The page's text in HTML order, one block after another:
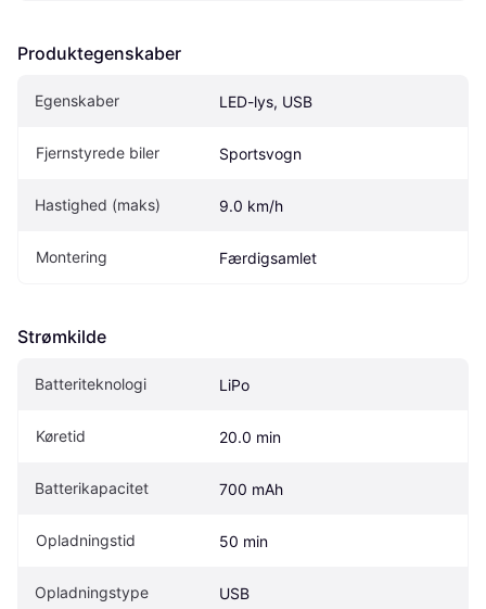
Produktegenskaber
Egenskaber LED-lys, USB
Fjernstyrede biler Sportsvogn
Hastighed (maks) 9.0 km/h
Montering Færdigsamlet
Strømkilde
Batteriteknologi LiPo
Køretid 20.0 min
Batterikapacitet 700 mAh
Opladningstid 50 min
Opladningstype USB